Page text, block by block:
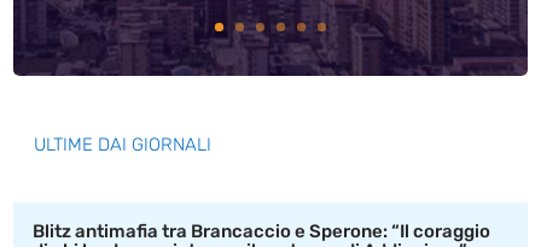
ULTIME DAI GIORNALI
Blitz antimafia tra Brancaccio e Sperone: “Il coraggio